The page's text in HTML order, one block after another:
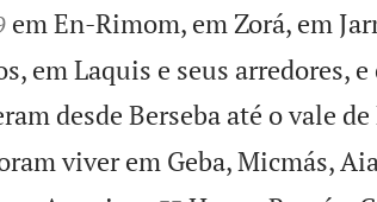
em En-Rimom, em Zorá, em
em Laquis e seus arredores,
desde Berseba até o vale
viver em Geba, Micmás,